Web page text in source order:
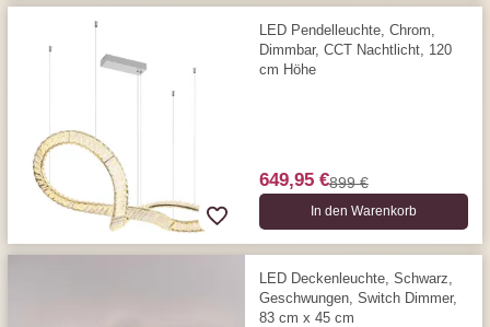
LED Pendelleuchte, Chrom,
Dimmbar, CCT Nachtlicht, 120
cm Höhe
649,95 €899 €
In den Warenkorb
LED Deckenleuchte, Schwarz,
Geschwungen, Switch Dimmer,
83 cm x 45 cm